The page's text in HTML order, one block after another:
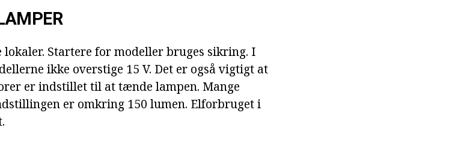
lokaler. Startere for modeller bruges sikring. I
ikke overstige 15 V. Det er også vigtigt at
er indstillet til at tænde lampen. Mange
er omkring 150 lumen. Elforbruget i